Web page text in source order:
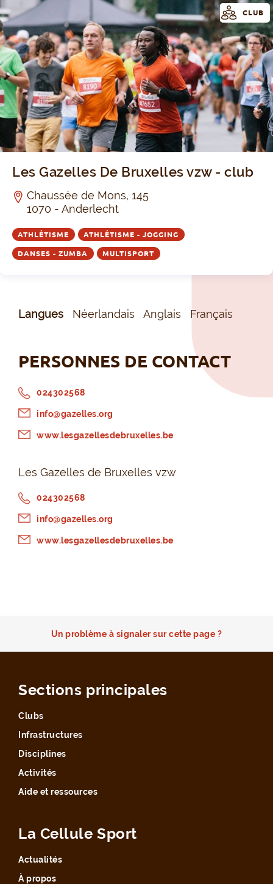
CLUB
Les Gazelles De Bruxelles vzw - club
Chaussée de Mons, 145
1070 - Anderlecht
ATHLÉTISME ATHLÉTISME - JOGGING
DANSES - ZUMBA MULTISPORT
Langues Néerlandais Anglais Français
PERSONNES DE CONTACT
024302568
info@gazelles.org
www.lesgazellesdebruxelles.be
Les Gazelles de Bruxelles vzw
024302568
info@gazelles.org
www.lesgazellesdebruxelles.be
Un problème à signaler sur cette page ?
Sections principales
Clubs
Infrastructures
Disciplines
Activités
Aide et ressources
La Cellule Sport
Actualités
À propos